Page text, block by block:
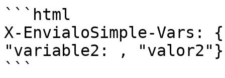
```html
X-EnvialoSimple-
"variable2: , "valor2"}
```